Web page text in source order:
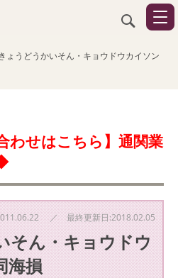
きょうどうかいそん・キョウドウカイソン
わせはこちら】通関業
／ 最終更新日:2018.02.05
そん・キョウドウ
海損